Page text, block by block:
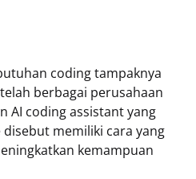
coding tampaknya
berbagai perusahaan
AI coding assistant yang
memiliki cara yang
kemampuan